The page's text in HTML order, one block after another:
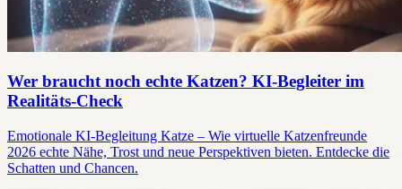
Wer braucht noch echte Katzen? KI-Begleiter im
Realitäts-Check
Emotionale KI-Begleitung Katze – Wie virtuelle Katzenfreunde
2026 echte Nähe, Trost und neue Perspektiven bieten. Entdecke die
Schatten und Chancen.